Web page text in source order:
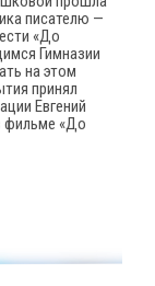
писателю —
«До
Гимназии
на этом
принял
Евгений
фильме «До